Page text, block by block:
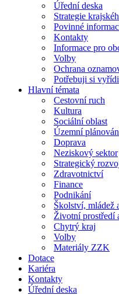
Úřední deska
Strategie
Povinné
Kontakty
Informace pro
Volby
Ochrana
Potřebuji si
Hlavní témata
Cestovní ruch
Kultura
Sociální oblast
Územní
Doprava
Neziskový sektor
Strategický
Zdravotnictví
Finance
Podnikání
Školství, mládež
Životní prostředí
Chytrý kraj
Volby
Materiály ZZK
Dotace
Kariéra
Kontakty
Úřední deska